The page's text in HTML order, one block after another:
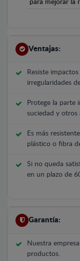
para mejorar la
Ventajas:
Resiste
irregularidades
Protege la parte
suciedad y otros
Es más
plástico o fibra
Si no queda
en un plazo de
Garantía:
Nuestra
productos.